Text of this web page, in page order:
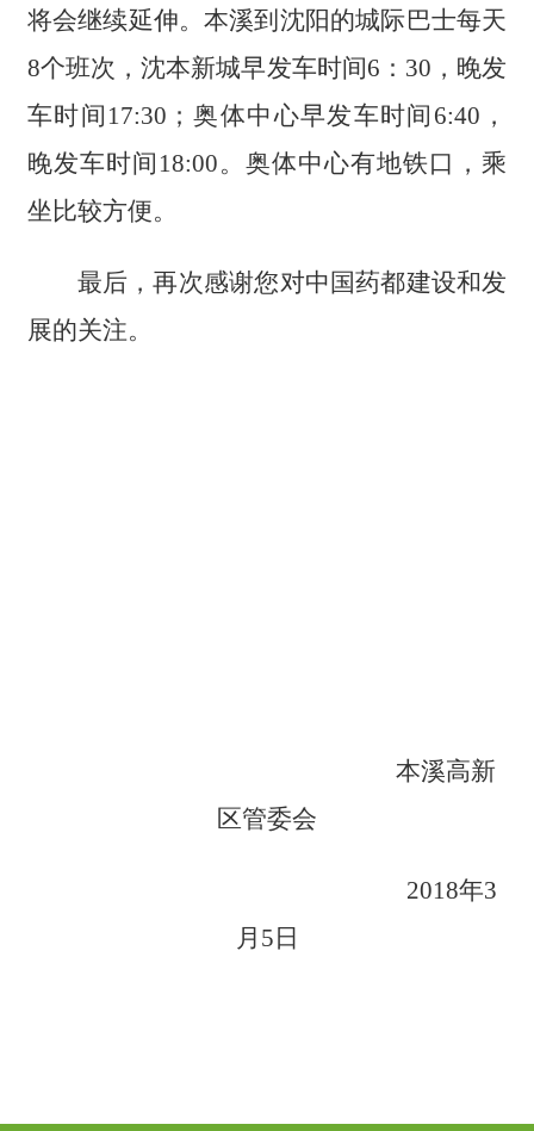
将会继续延伸。本溪到沈阳的城际巴士每天
8个班次，沈本新城早发车时间6：30，晚发
车时间17:30；奥体中心早发车时间6:40，
晚发车时间18:00。奥体中心有地铁口，乘
坐比较方便。
最后，再次感谢您对中国药都建设和发
展的关注。
本溪高新
区管委会
2018年3
月5日